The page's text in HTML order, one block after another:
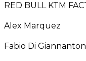
RED BULL KTM
Alex Marquez
Fabio Di